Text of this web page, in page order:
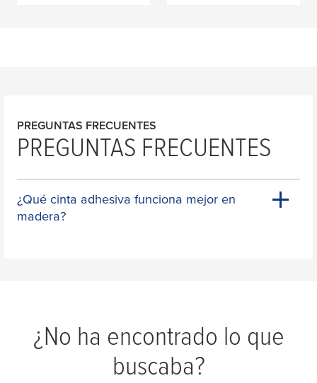
PREGUNTAS FRECUENTES
PREGUNTAS FRECUENTES
¿Qué cinta adhesiva funciona mejor en
madera?
¿No ha encontrado lo que
buscaba?